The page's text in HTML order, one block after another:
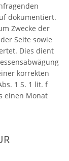
dokumentiert.
Zwecke der
Seite sowie
Dies dient
korrekten
1 S. 1 lit. f
einen Monat